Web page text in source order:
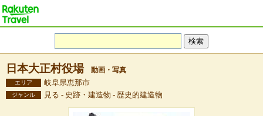
日本大正村役場 動画・写真
エリア 岐阜県恵那市
ジャンル 見る - 史跡・建造物 - 歴史的建造物